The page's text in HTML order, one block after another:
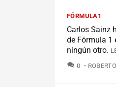
FÓRMULA1
Carlos Sainz
de Fórmula 1
ningún otro.
0